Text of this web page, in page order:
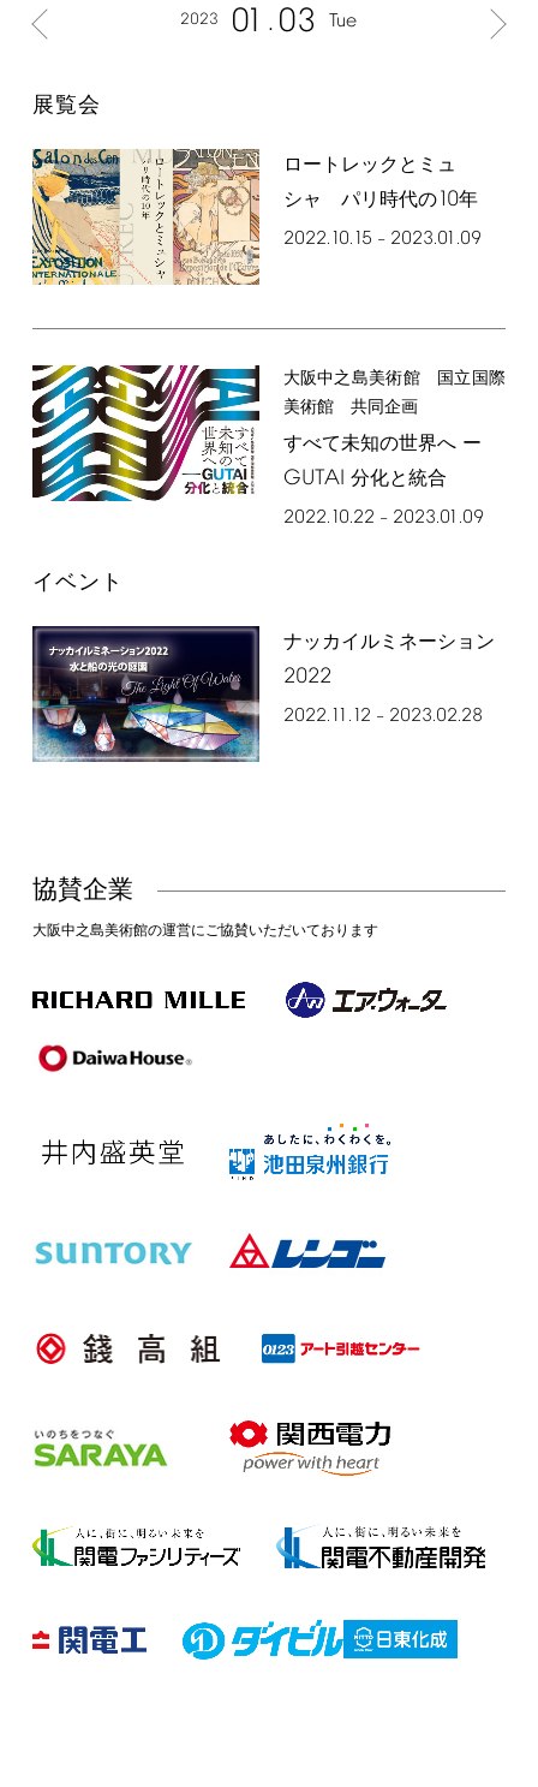
2023 01 03 Tue
展覧会
ロートレックとミュ
シャ パリ時代の10年
2022.10.15 – 2023.01.09
大阪中之島美術館 国立国際
美術館 共同企画
すべて未知の世界へ ー
GUTAI 分化と統合
2022.10.22 – 2023.01.09
イベント
ナッカイルミネーション
2022
2022.11.12 – 2023.02.28
協賛企業
大阪中之島美術館の運営にご協賛いただいております